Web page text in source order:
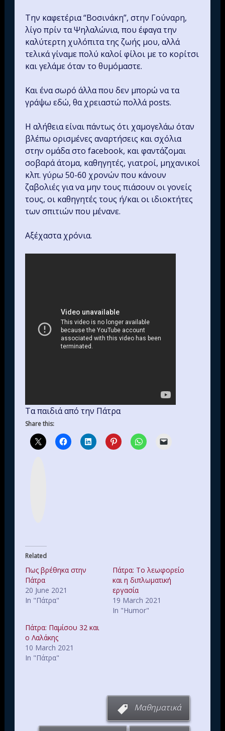
Την καφετέρια “Βοσινάκη”, στην Γούναρη,
λίγο πρίν τα Ψηλαλώνια, που έφαγα την
καλύτερτη χυλόπιτα της ζωής μου, αλλά
τελικά γίναμε πολύ καλοί φίλοι με το κορίτσι
και γελάμε όταν το θυμόμαστε.
Και ένα σωρό άλλα που δεν μπορώ να τα
γράψω εδώ, θα χρειαστώ πολλά posts.
Η αλήθεια είναι πάντως ότι χαμογελάω όταν
βλέπω ορισμένες αναρτήσεις και σχόλια
στην ομάδα στο facebook, και φαντάζομαι
σοβαρά άτομα, καθηγητές, γιατροί, μηχανικοί
κλπ. γύρω 50-60 χρονών που κάνουν
ζαβολιές για να μην τους πιάσουν οι γονείς
τους, οι καθηγητές τους ή/και οι ιδιοκτήτες
των σπιτιών που μένανε.
Αξέχαστα χρόνια.
Τα παιδιά από την Πάτρα
Share this:
Related
Πως βρέθηκα στην
Πάτρα
20 June 2021
In "Πάτρα"
Πάτρα: Το λεωφορείο
και η διπλωματική
εργασία
19 March 2021
In "Humor"
Πάτρα: Παμίσου 32 και
ο Λαλάκης
10 March 2021
In "Πάτρα"
Μαθηματικά